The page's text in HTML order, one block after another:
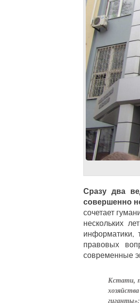
Сразу два
совершенно
сочетает
нескольких
информатики,
правовых
современные
Кстати,